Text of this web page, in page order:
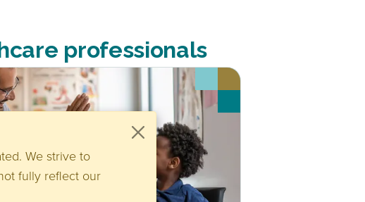
We strive to
fully reflect our
professionals